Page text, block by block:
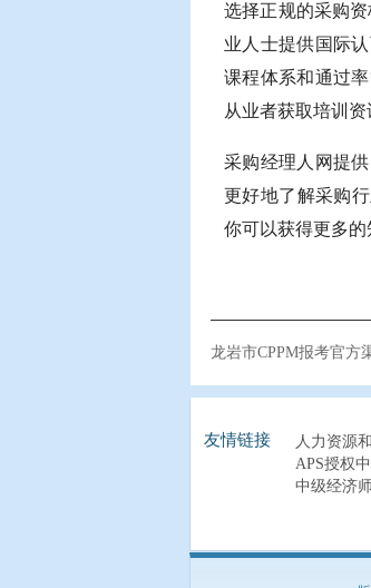
选择正规的采购
业人士提供国际
课程体系和通过
从业者获取培训资
采购经理人网提
更好地了解采购
你可以获得更多的
龙岩市CPPM报考官方
友情链接 人力资源
APS授权
中级经济